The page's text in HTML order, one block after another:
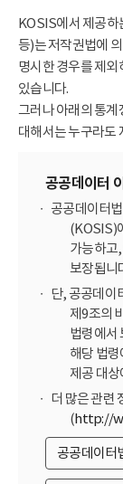
KOSIS에서 제공하
등)는 저작권법에
명시한 경우를 제
있습니다.
그러나 아래의 통
대해서는 누구라도
공공데이터
공공데이터
(KOSIS)
가능하고
보장됩니
단, 공공데이
제9조의
법령에서
해당 법
제공 대
더 많은 관련
(http://
공공데이터